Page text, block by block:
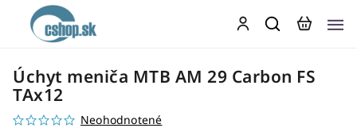
Úchyt meniča MTB AM 29 Carbon FS
TAx12
Neohodnotené